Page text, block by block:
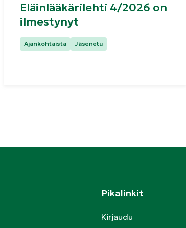
Eläinlääkärilehti 4/2026 on
ilmestynyt
Kategoriat:
Ajankohtaista Jäsenetu
Pikalinkit
Kirjaudu